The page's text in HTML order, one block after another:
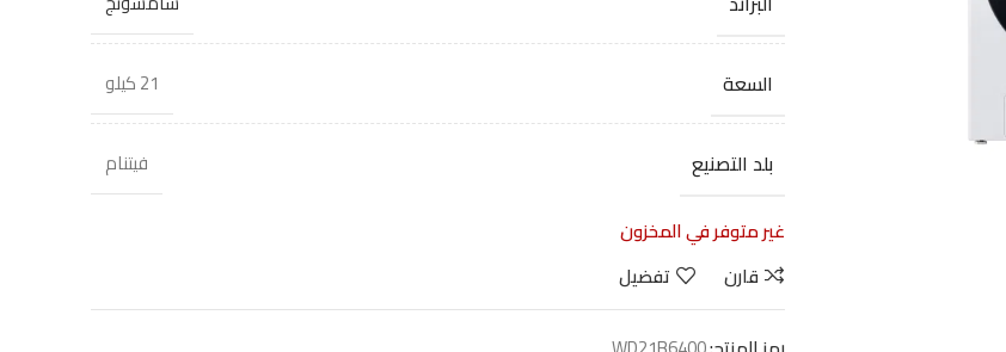
السعة 21 كيلو
بلد التصنيع
فيتنام
غير متوفر في المخزون
قارن
تفضيل